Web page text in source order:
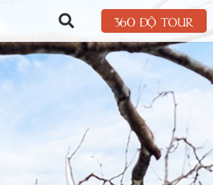
360 ĐỘ TOUR